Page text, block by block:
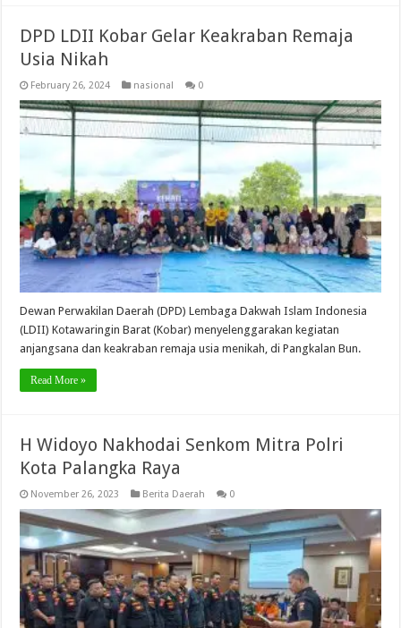
DPD LDII Kobar Gelar Keakraban Remaja
Usia Nikah
February 26, 2024 nasional 0
Dewan Perwakilan Daerah (DPD) Lembaga Dakwah Islam Indonesia
(LDII) Kotawaringin Barat (Kobar) menyelenggarakan kegiatan
anjangsana dan keakraban remaja usia menikah, di Pangkalan Bun.
Read More »
H Widoyo Nakhodai Senkom Mitra Polri
Kota Palangka Raya
November 26, 2023 Berita Daerah 0